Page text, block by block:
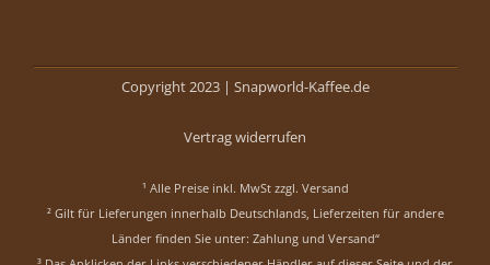
Copyright 2023 | Snapworld-Kaffee.de
Vertrag widerrufen
¹ Alle Preise inkl. MwSt zzgl. Versand
² Gilt für Lieferungen innerhalb Deutschlands, Lieferzeiten für andere
Länder finden Sie unter: Zahlung und Versand“